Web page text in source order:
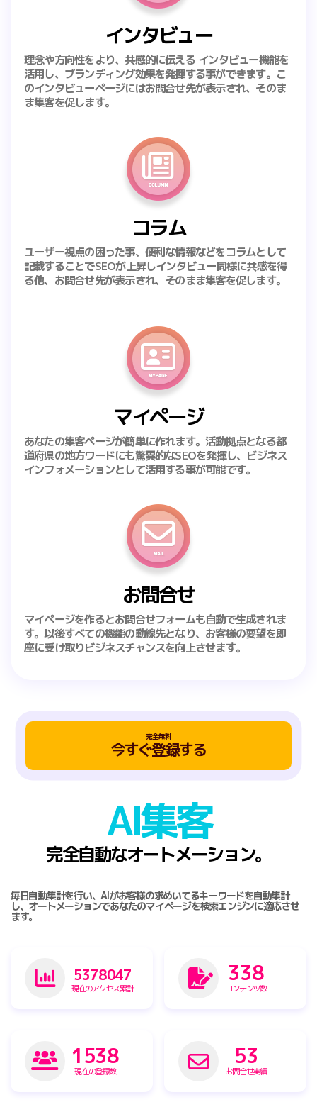
マイページ
あなたの集客ページが簡単に作れます。活動拠点となる都
道府県の地方ワードにも驚異的なSEOを発揮し、ビジネス
インフォメーションとして活用する事が可能です。
お問合せ
マイページを作るとお問合せフォームも自動で生成されま
す。以後すべての機能の動線先となり、お客様の要望を即
座に受け取りビジネスチャンスを向上させます。
インタビュー
理念や方向性をより、共感的に伝える インタビュー機能を
活用し、ブランディング効果を発揮する事ができます。こ
のインタビューページにはお問合せ先が表示され、そのま
ま集客を促します。
コラム
ユーザー視点の困った事、便利な情報などをコラムとして
記載することでSEOが上昇しインタビュー同様に共感を得
る他、お問合せ先が表示され、そのまま集客を促します。
完全無料
今すぐ登録する
AI集客
完全自動なオートメーション。
毎日自動集計を行い、AIがお客様の求めいてるキーワードを自動集計
し、オートメーションであなたのマイページを検索エンジンに適応させ
ます。
7285585
現在のアクセス累計
459
コンテンツ数
2084
現在の登録数
73
お問合せ実績